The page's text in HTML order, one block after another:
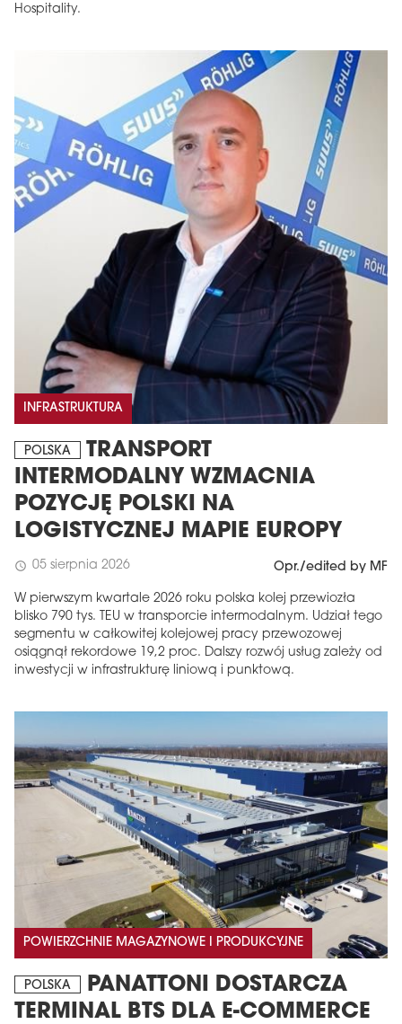
Hospitality.
INFRASTRUKTURA
POLSKA
TRANSPORT
INTERMODALNY WZMACNIA
POZYCJĘ POLSKI NA
LOGISTYCZNEJ MAPIE EUROPY
schedule 05 sierpnia 2026 Opr./edited by MF
W pierwszym kwartale 2026 roku polska kolej przewiozła
blisko 790 tys. TEU w transporcie intermodalnym. Udział tego
segmentu w całkowitej kolejowej pracy przewozowej
osiągnął rekordowe 19,2 proc. Dalszy rozwój usług zależy od
inwestycji w infrastrukturę liniową i punktową.
POWIERZCHNIE MAGAZYNOWE I PRODUKCYJNE
POLSKA
PANATTONI DOSTARCZA
TERMINAL BTS DLA E-COMMERCE